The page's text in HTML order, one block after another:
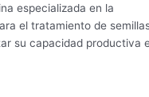
especializada en la
el tratamiento de
su capacidad productiva